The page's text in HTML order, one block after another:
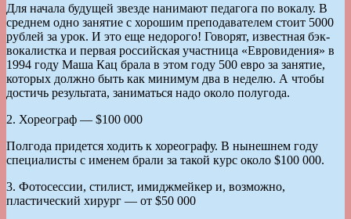
Для начала будущей звезде нанимают педагога по вокалу. В
среднем одно занятие с хорошим преподавателем стоит 5000
рублей за урок. И это еще недорого! Говорят, известная бэк-
вокалистка и первая российская участница «Евровидения» в
1994 году Маша Кац брала в этом году 500 евро за занятие,
которых должно быть как минимум два в неделю. А чтобы
достичь результата, заниматься надо около полугода.
2. Хореограф — $100 000
Полгода придется ходить к хореографу. В нынешнем году
специалисты с именем брали за такой курс около $100 000.
3. Фотосессии, стилист, имиджмейкер и, возможно,
пластический хирург — от $50 000